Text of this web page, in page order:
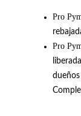
Pro
Pro